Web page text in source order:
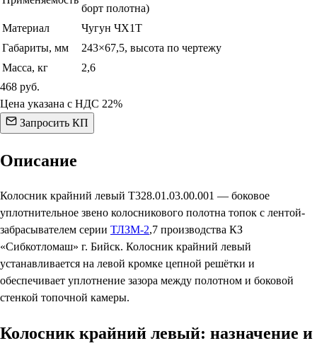
борт полотна)
Материал
Чугун ЧХ1Т
Габариты, мм
243×67,5, высота по чертежу
Масса, кг
2,6
468 руб.
Цена указана с НДС 22%
Запросить КП
Описание
Колосник крайний левый Т328.01.03.00.001 — боковое
уплотнительное звено колосникового полотна топок с лентой-
забрасывателем серии ТЛЗМ-2,7 производства КЗ
«Сибкотломаш» г. Бийск. Колосник крайний левый
устанавливается на левой кромке цепной решётки и
обеспечивает уплотнение зазора между полотном и боковой
стенкой топочной камеры.
Колосник крайний левый: назначение и